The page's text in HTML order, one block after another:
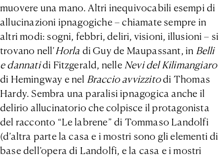
muovere una mano. Altri inequivocabili esempi di
allucinazioni ipnagogiche – chiamate sempre in
altri modi: sogni, febbri, deliri, visioni, illusioni – si
trovano nell’Horla di Guy de Maupassant, in Belli
e dannatidi Fitzgerald, nelle Nevi del Kilimangiaro
di Hemingway e nel Braccio avvizzitodi Thomas
Hardy. Sembra una paralisi ipnagogica anche il
delirio allucinatorio che colpisce il protagonista
del racconto “Le labrene” di Tommaso Landolfi
(d’altra parte la casa e i mostri sono gli elementi di
base dell’opera di Landolfi, e la casa e i mostri